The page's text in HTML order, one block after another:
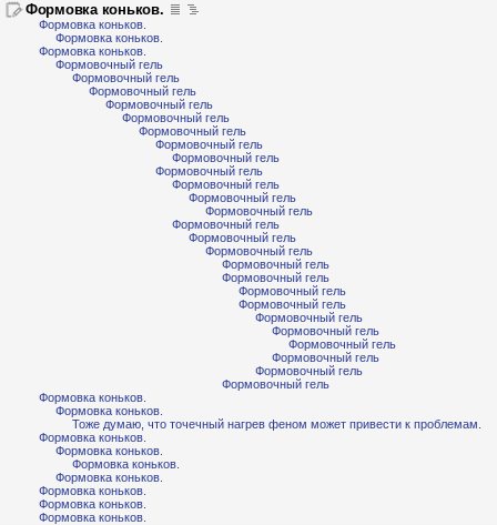
Формовка коньков.
Формовка коньков.
Формовка коньков.
Формовка коньков.
Формовочный гель
Формовочный гель
Формовочный гель
Формовочный гель
Формовочный гель
Формовочный гель
Формовочный гель
Формовочный гель
Формовочный гель
Формовочный гель
Формовочный гель
Формовочный гель
Формовочный гель
Формовочный гель
Формовочный гель
Формовочный гель
Формовочный гель
Формовочный гель
Формовочный гель
Формовочный гель
Формовочный гель
Формовочный гель
Формовочный гель
Формовочный гель
Формовочный гель
Формовка коньков.
Формовка коньков.
Тоже думаю, что точечный нагрев феном может привести к проблемам.
Формовка коньков.
Формовка коньков.
Формовка коньков.
Формовка коньков.
Формовка коньков.
Формовка коньков.
Формовка коньков.